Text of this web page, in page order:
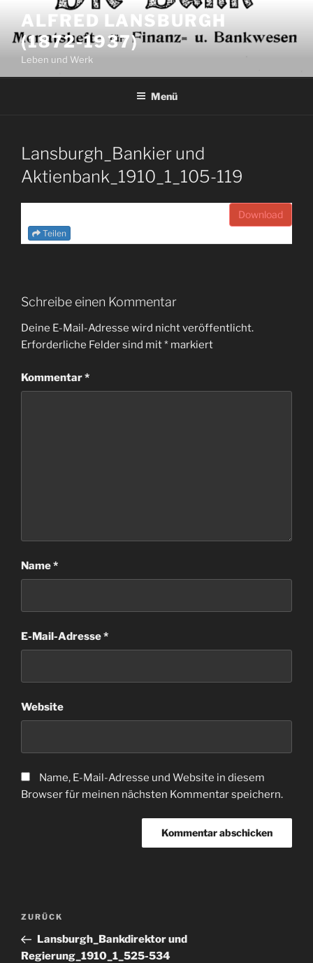
Inhalt
springen
ALFRED LANSBURGH
(1872-1937)
Leben und Werk
Menü
Lansburgh_Bankier und
Aktienbank_1910_1_105-119
Download
Teilen
Schreibe einen Kommentar
Deine E-Mail-Adresse wird nicht veröffentlicht.
Erforderliche Felder sind mit* markiert
Kommentar*
Name*
E-Mail-Adresse*
Website
Name, E-Mail-Adresse und Website in diesem
Browser für meinen nächsten Kommentar speichern.
Beitragsnavigation
Vorheriger
Beitrag
ZURÜCK
Lansburgh_Bankdirektor und
Regierung_1910_1_525-534